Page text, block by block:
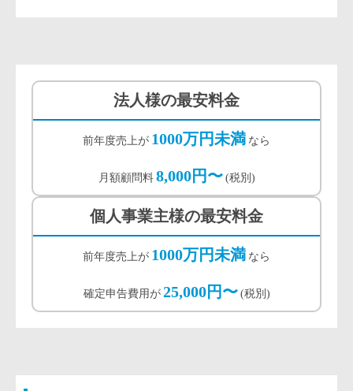
法人様の最安料金
前年度売上が 1000万円未満 なら
月額顧問料 8,000円〜 (税別)
個人事業主様の最安料金
前年度売上が 1000万円未満 なら
確定申告費用が 25,000円〜 (税別)